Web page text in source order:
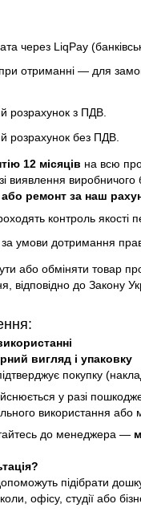
через LiqPay
отриманні — для
розрахунок з ПДВ.
розрахунок без ПДВ.
12 місяців на всю
виявлення
або ремонт за наш
контроль якості
за умови дотримання
або обміняти товар
відповідно до Закону
вигляд і упаковку
покупку
у разі
використання або
до менеджера —
підібрати
офісу, студії або